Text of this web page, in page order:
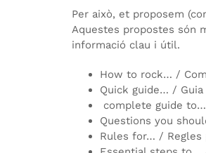
Per això, et proposem
Aquestes propostes són
informació clau i útil.
How to rock… /
Quick guide… /
complete guide
Questions you
Rules for… / Regles